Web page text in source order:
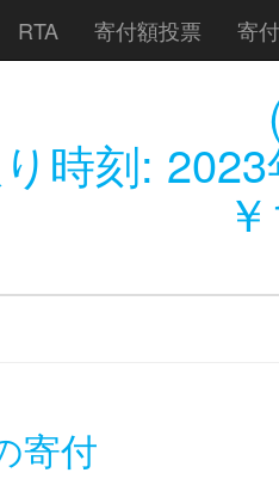
RTA 寄付額投票 寄
時刻:
寄付